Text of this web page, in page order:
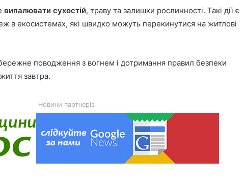
випалювати сухостій, траву та залишки рослинності. Такі дії є
в екосистемах, які швидко можуть перекинутися на житлові
поводження з вогнем і дотримання правил безпеки
завтра.
Новини партнерів
Загибель Романа Гука з Добрянів
офіційно підтверджено
У львівському готелі побили та